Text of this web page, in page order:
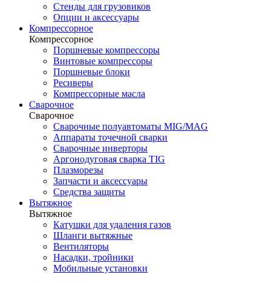
Стенды для грузовиков
Опции и аксессуары
Компрессорное
Компрессорное
Поршневые компрессоры
Винтовые компрессоры
Поршневые блоки
Ресиверы
Компрессорные масла
Сварочное
Сварочное
Сварочные полуавтоматы MIG/MAG
Аппараты точечной сварки
Сварочные инверторы
Аргонодуговая сварка TIG
Плазморезы
Запчасти и аксессуары
Средства защиты
Вытяжное
Вытяжное
Катушки для удаления газов
Шланги вытяжные
Вентиляторы
Насадки, тройники
Мобильные установки